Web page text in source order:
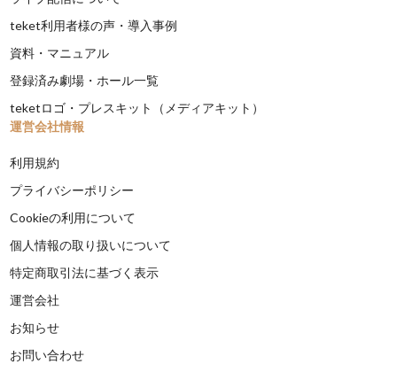
teket利用者様の声・導入事例
資料・マニュアル
登録済み劇場・ホール一覧
teketロゴ・プレスキット（メディアキット）
運営会社情報
利用規約
プライバシーポリシー
Cookieの利用について
個人情報の取り扱いについて
特定商取引法に基づく表示
運営会社
お知らせ
お問い合わせ